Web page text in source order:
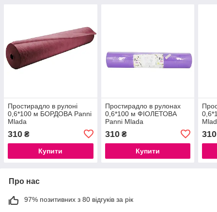
Простирадло в рулоні
0,6*100 м БОРДОВА Panni
Mlada
310 ₴
Купити
Простирадло в рулонах
0,6*100 м ФІОЛЕТОВА
Panni Mlada
310₴
Купити
310
Про нас
97% позитивних з 80 відгуків за рік